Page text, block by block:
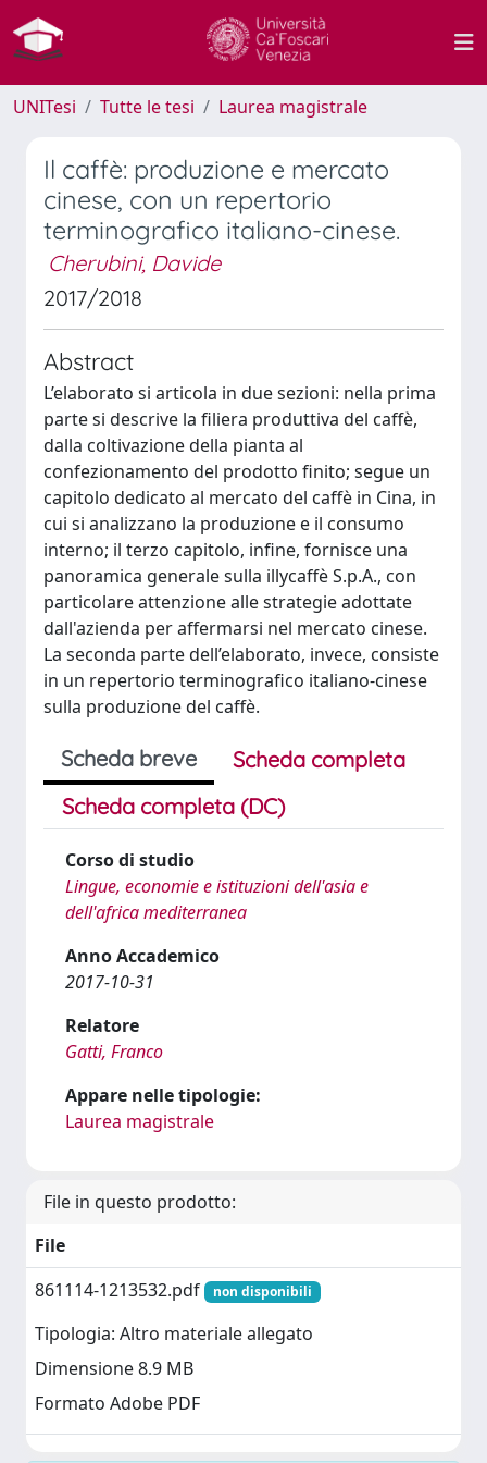
UNITesi Tutte le tesi Laurea magistrale
Il caffè: produzione e mercato
cinese, con un repertorio
terminografico italiano-cinese.
Cherubini, Davide
2017/2018
Abstract
L’elaborato si articola in due sezioni: nella prima
parte si descrive la filiera produttiva del caffè,
dalla coltivazione della pianta al
confezionamento del prodotto finito; segue un
capitolo dedicato al mercato del caffè in Cina, in
cui si analizzano la produzione e il consumo
interno; il terzo capitolo, infine, fornisce una
panoramica generale sulla illycaffè S.p.A., con
particolare attenzione alle strategie adottate
dall'azienda per affermarsi nel mercato cinese.
La seconda parte dell’elaborato, invece, consiste
in un repertorio terminografico italiano-cinese
sulla produzione del caffè.
Scheda breve
Scheda completa
Scheda completa (DC)
Corso di studio
Lingue, economie e istituzioni dell'asia e
dell'africa mediterranea
Anno Accademico
2017-10-31
Relatore
Gatti, Franco
Appare nelle tipologie:
Laurea magistrale
File in questo prodotto:
File
861114-1213532.pdf
non disponibili
Tipologia: Altro materiale allegato
Dimensione 8.9 MB
Formato Adobe PDF